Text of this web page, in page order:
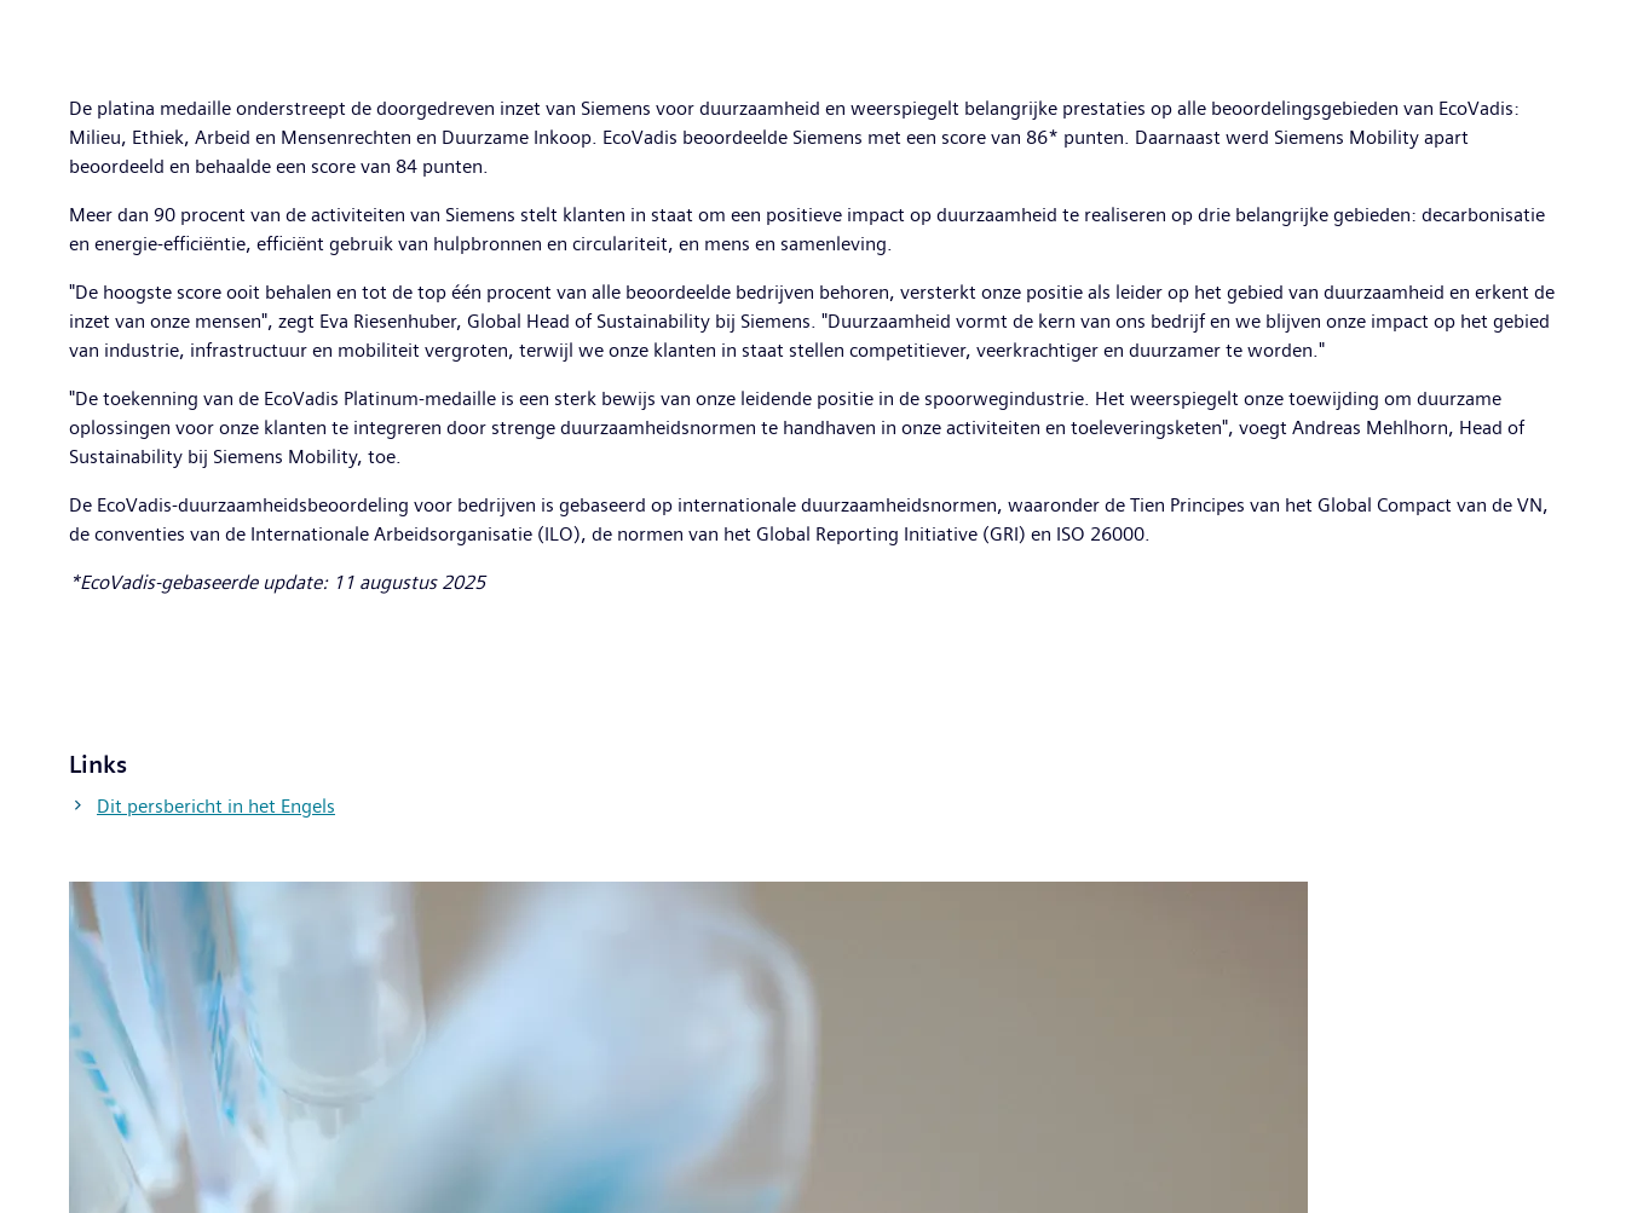
De platina medaille onderstreept de doorgedreven inzet van Siemens voor duurzaamheid en weerspiegelt belangrijke prestaties op alle beoordelingsgebieden van EcoVadis:
Milieu, Ethiek, Arbeid en Mensenrechten en Duurzame Inkoop. EcoVadis beoordeelde Siemens met een score van 86* punten. Daarnaast werd Siemens Mobility apart
beoordeeld en behaalde een score van 84 punten.
Meer dan 90 procent van de activiteiten van Siemens stelt klanten in staat om een positieve impact op duurzaamheid te realiseren op drie belangrijke gebieden: decarbonisatie
en energie-efficiëntie, efficiënt gebruik van hulpbronnen en circulariteit, en mens en samenleving.
"De hoogste score ooit behalen en tot de top één procent van alle beoordeelde bedrijven behoren, versterkt onze positie als leider op het gebied van duurzaamheid en erkent de
inzet van onze mensen", zegt Eva Riesenhuber, Global Head of Sustainability bij Siemens. "Duurzaamheid vormt de kern van ons bedrijf en we blijven onze impact op het gebied
van industrie, infrastructuur en mobiliteit vergroten, terwijl we onze klanten in staat stellen competitiever, veerkrachtiger en duurzamer te worden."
"De toekenning van de EcoVadis Platinum-medaille is een sterk bewijs van onze leidende positie in de spoorwegindustrie. Het weerspiegelt onze toewijding om duurzame
oplossingen voor onze klanten te integreren door strenge duurzaamheidsnormen te handhaven in onze activiteiten en toeleveringsketen", voegt Andreas Mehlhorn, Head of
Sustainability bij Siemens Mobility, toe.
De EcoVadis-duurzaamheidsbeoordeling voor bedrijven is gebaseerd op internationale duurzaamheidsnormen, waaronder de Tien Principes van het Global Compact van de VN,
de conventies van de Internationale Arbeidsorganisatie (ILO), de normen van het Global Reporting Initiative (GRI) en ISO 26000.
*EcoVadis-gebaseerde update: 11 augustus 2025
Links
Dit persbericht in het Engels